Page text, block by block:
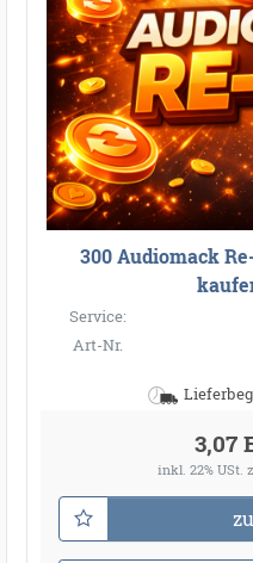
300 Audiomack
Service:
Art-Nr.
3,07
inkl. 22% USt.